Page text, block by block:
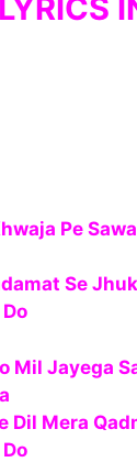
Pe
Se
Mil Jayega
Dil Mera